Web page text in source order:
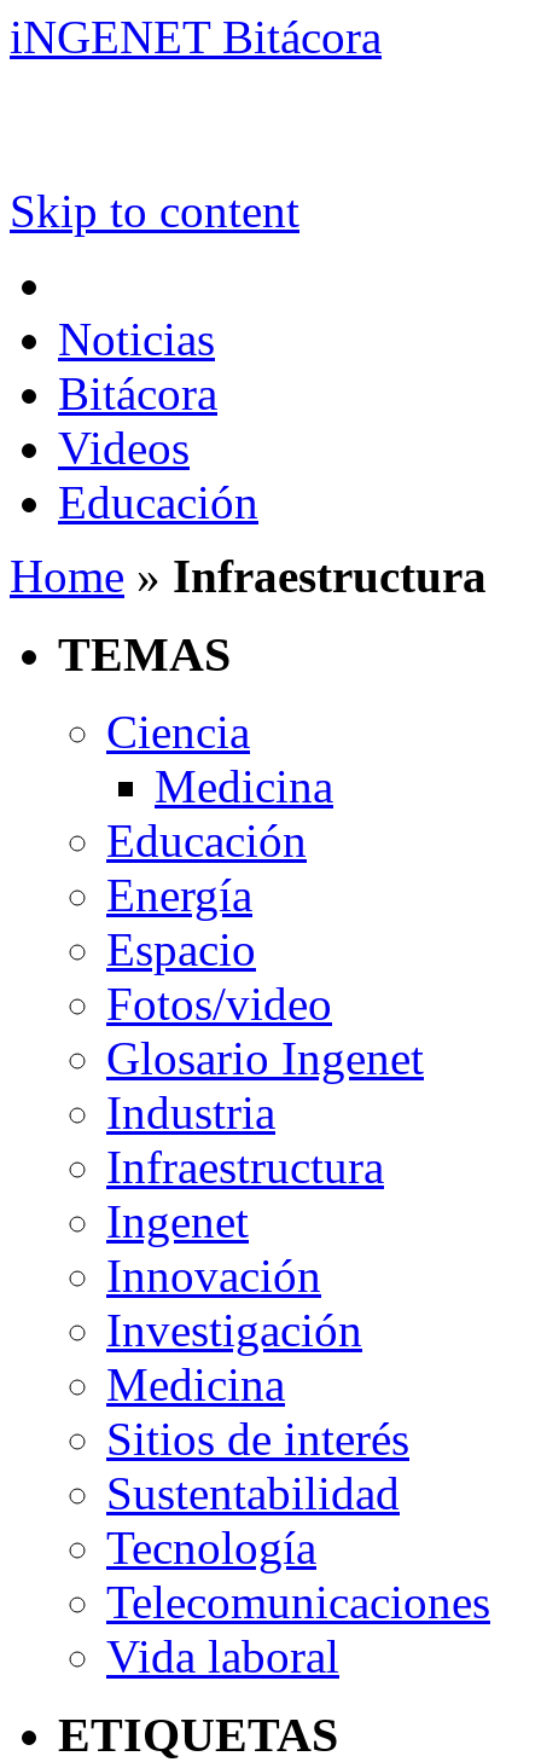
iNGENET Bitácora
Skip to content
Noticias
Bitácora
Videos
Educación
Home » Infraestructura
TEMAS
Ciencia
Medicina
Educación
Energía
Espacio
Fotos/video
Glosario Ingenet
Industria
Infraestructura
Ingenet
Innovación
Investigación
Medicina
Sitios de interés
Sustentabilidad
Tecnología
Telecomunicaciones
Vida laboral
ETIQUETAS